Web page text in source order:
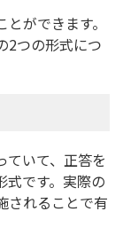
ができます。
2つの形式につ
ていて、正答を
式です。実際の
されることで有